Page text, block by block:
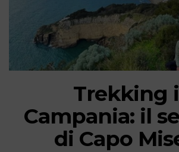
Trekking
Campania: il
di Capo